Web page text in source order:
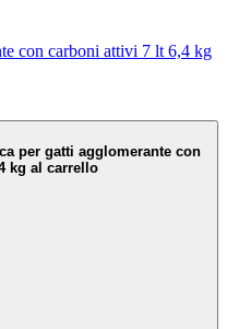
con carboni attivi 7 lt 6,4 kg
per gatti agglomerante con
kg al carrello